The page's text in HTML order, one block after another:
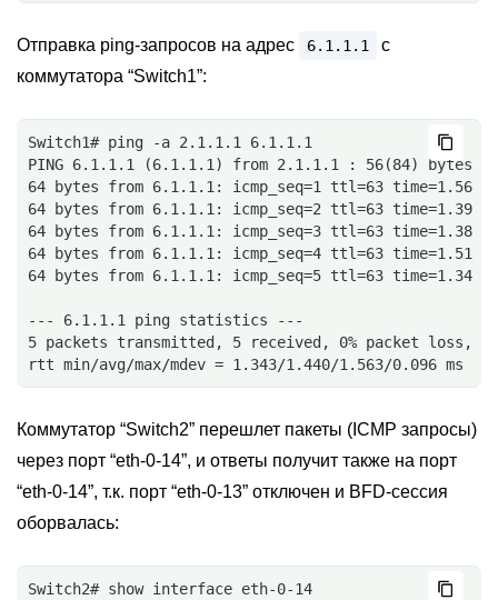
Отправка ping-запросов на адрес 6.1.1.1
c
коммутатора “Switch1”:
Switch1# ping -a 2.1.1.1 6.1.1.1
PING 6.1.1.1 (6.1.1.1) from 2.1.1.1 : 56(84) bytes
64 bytes from 6.1.1.1: icmp_seq=1 ttl=63 time=1.56 ms
64 bytes from 6.1.1.1: icmp_seq=2 ttl=63 time=1.39 ms
64 bytes from 6.1.1.1: icmp_seq=3 ttl=63 time=1.38 ms
64 bytes from 6.1.1.1: icmp_seq=4 ttl=63 time=1.51 ms
64 bytes from 6.1.1.1: icmp_seq=5 ttl=63 time=1.34 ms
--- 6.1.1.1 ping statistics ---
5 packets transmitted, 5 received, 0% packet loss,
rtt min/avg/max/mdev = 1.343/1.440/1.563/0.096 ms
Коммутатор “Switch2” перешлет пакеты (ICMP запросы)
через порт “eth-0-14”, и ответы получит также на порт
“eth-0-14”, т.к. порт “eth-0-13” отключен и BFD-сессия
оборвалась:
Switch2# show interface eth-0-14